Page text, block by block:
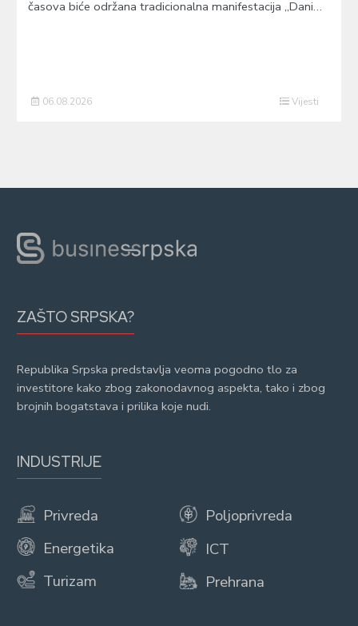
časova biće održana tradicionalna manifestacija „Dani…
06.08.2026 Vijesti
ZAŠTO SRPSKA?
Republika Srpska predstavlja veoma pogodno tlo za
investitore kako zbog zakonodavnog aspekta, tako i zbog
brojnih bogatstava i prilika koje nudi.
INDUSTRIJE
Privreda
Energetika
Turizam
Poljoprivreda
ICT
Prehrana